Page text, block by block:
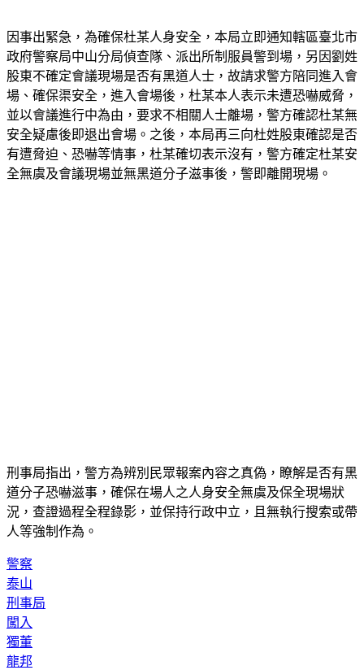
因事出緊急，為確保杜某人身安全，本局立即通知轄區臺北市
政府警察局中山分局偵查隊、派出所制服員警到場，另因劉姓
股東不確定會議現場是否有黑道人士，故請求警方陪同進入會
場、確保渠安全，進入會場後，杜某本人表示未遭恐嚇威脅，
並以會議進行中為由，要求不相關人士離場，警方確認杜某無
安全疑慮後即退出會場。之後，本局再三向杜姓股東確認是否
有遭脅迫、恐嚇等情事，杜某確切表示沒有，警方確定杜某安
全無虞及會議現場並無黑道分子滋事後，警即離開現場。
刑事局指出，警方為辨別民眾報案內容之真偽，瞭解是否有黑
道分子恐嚇滋事，確保在場人之人身安全無虞及保全現場狀
況，查證過程全程錄影，並保持行政中立，且無執行搜索或帶
人等強制作為。
警察
泰山
刑事局
闖入
獨董
龍邦